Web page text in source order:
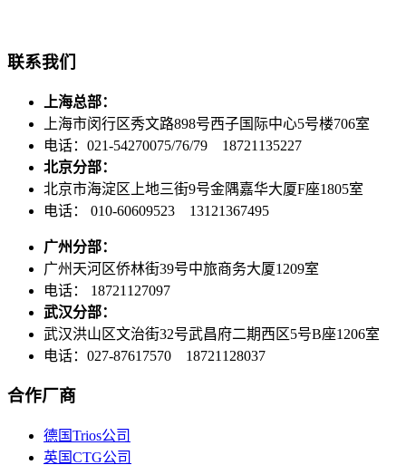
联系我们
上海总部：
上海市闵行区秀文路898号西子国际中心5号楼706室
电话：021-54270075/76/79 18721135227
北京分部：
北京市海淀区上地三街9号金隅嘉华大厦F座1805室
电话： 010-60609523 13121367495
广州分部：
广州天河区侨林街39号中旅商务大厦1209室
电话： 18721127097
武汉分部：
武汉洪山区文治街32号武昌府二期西区5号B座1206室
电话：027-87617570 18721128037
合作厂商
德国Trios公司
英国CTG公司